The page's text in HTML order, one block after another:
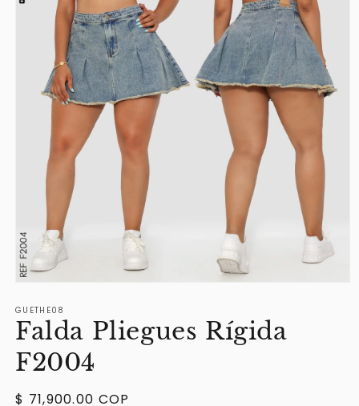
multimedia
1
en
ventana
modal
GUETHE08
Falda Pliegues Rígida
F2004
Precio
$ 71,900.00 COP